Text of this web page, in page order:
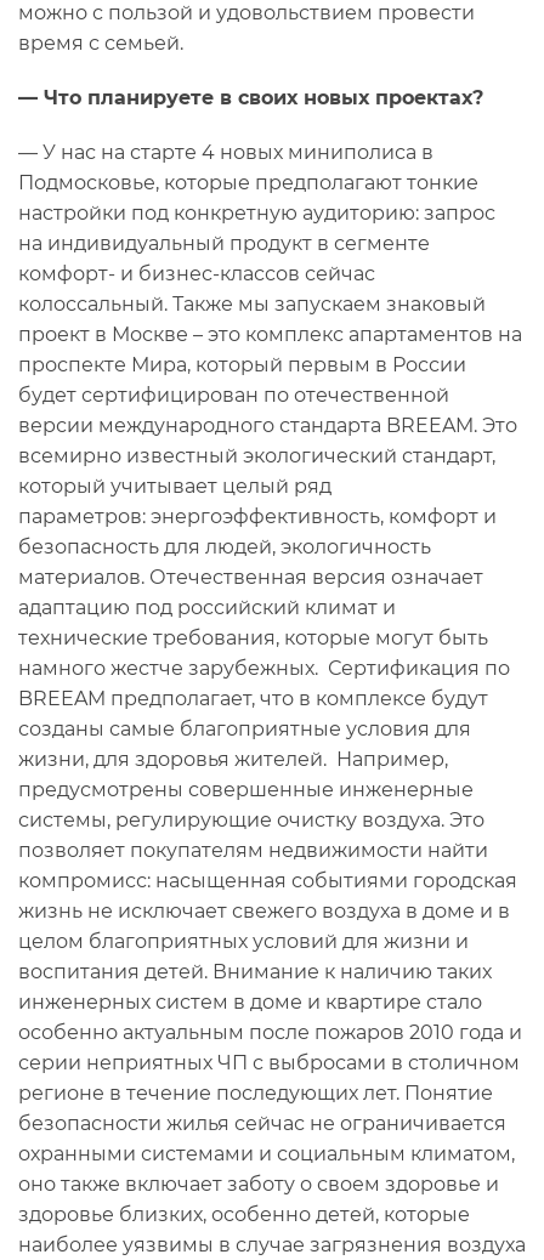
можно с пользой и удовольствием провести
время с семьей.
— Что планируете в своих новых проектах?
— У нас на старте 4 новых миниполиса в
Подмосковье, которые предполагают тонкие
настройки под конкретную аудиторию: запрос
на индивидуальный продукт в сегменте
комфорт- и бизнес-классов сейчас
колоссальный. Также мы запускаем знаковый
проект в Москве – это комплекс апартаментов на
проспекте Мира, который первым в России
будет сертифицирован по отечественной
версии международного стандарта BREEAM. Это
всемирно известный экологический стандарт,
который учитывает целый ряд
параметров: энергоэффективность, комфорт и
безопасность для людей, экологичность
материалов. Отечественная версия означает
адаптацию под российский климат и
технические требования, которые могут быть
намного жестче зарубежных. Сертификация по
BREEAM предполагает, что в комплексе будут
созданы самые благоприятные условия для
жизни, для здоровья жителей. Например,
предусмотрены совершенные инженерные
системы, регулирующие очистку воздуха. Это
позволяет покупателям недвижимости найти
компромисс: насыщенная событиями городская
жизнь не исключает свежего воздуха в доме и в
целом благоприятных условий для жизни и
воспитания детей. Внимание к наличию таких
инженерных систем в доме и квартире стало
особенно актуальным после пожаров 2010 года и
серии неприятных ЧП с выбросами в столичном
регионе в течение последующих лет. Понятие
безопасности жилья сейчас не ограничивается
охранными системами и социальным климатом,
оно также включает заботу о своем здоровье и
здоровье близких, особенно детей, которые
наиболее уязвимы в случае загрязнения воздуха